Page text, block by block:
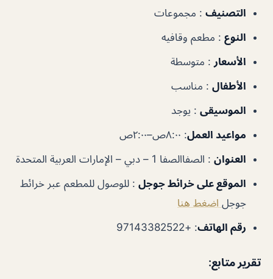
التصنيف : مجموعات
النوع : مطعم وقافيه
الأسعار : متوسطة
الأطفال : مناسب
الموسيقى : يوجد
مواعيد العمل: ٨:٠٠ص–٢:٠٠ص
العنوان : الصفاالصفا 1 – دبي – الإمارات العربية المتحدة
الموقع على خرائط جوجل : للوصول للمطعم عبر خرائط
جوجل اضغط هنا
رقم الهاتف:
+97143382522
تقرير متابع: